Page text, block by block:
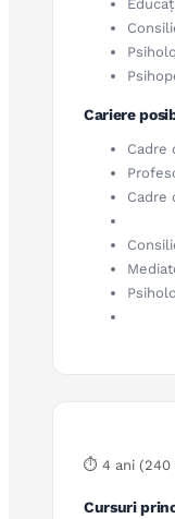
Cariere
Cadre
Cadre
⏱ 4 ani (240
Cursuri